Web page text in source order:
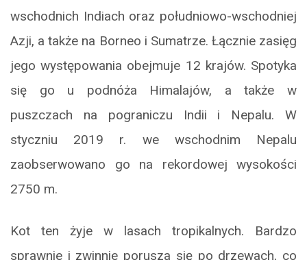
wschodnich Indiach oraz południowo-wschodniej
Azji, a także na Borneo i Sumatrze. Łącznie zasięg
jego występowania obejmuje 12 krajów. Spotyka
się go u podnóża Himalajów, a także w
puszczach na pograniczu Indii i Nepalu. W
styczniu 2019 r. we wschodnim Nepalu
zaobserwowano go na rekordowej wysokości
2750 m.
Kot ten żyje w lasach tropikalnych. Bardzo
sprawnie i zwinnie porusza się po drzewach, co